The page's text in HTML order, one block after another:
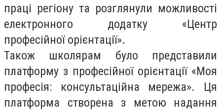
праці регіону та розглянули можливості
електронного додатку «Центр
професійної орієнтації».
Також школярам було представили
платформу з професійної орієнтації «Моя
професія: консультаційна мережа». Ця
платформа створена з метою надання